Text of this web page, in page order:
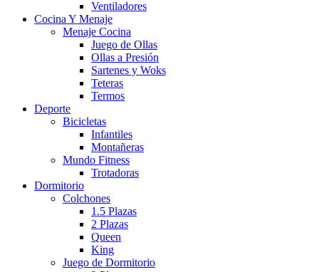
Ventiladores
Cocina Y Menaje
Menaje Cocina
Juego de Ollas
Ollas a Presión
Sartenes y Woks
Teteras
Termos
Deporte
Bicicletas
Infantiles
Montañeras
Mundo Fitness
Trotadoras
Dormitorio
Colchones
1.5 Plazas
2 Plazas
Queen
King
Juego de Dormitorio